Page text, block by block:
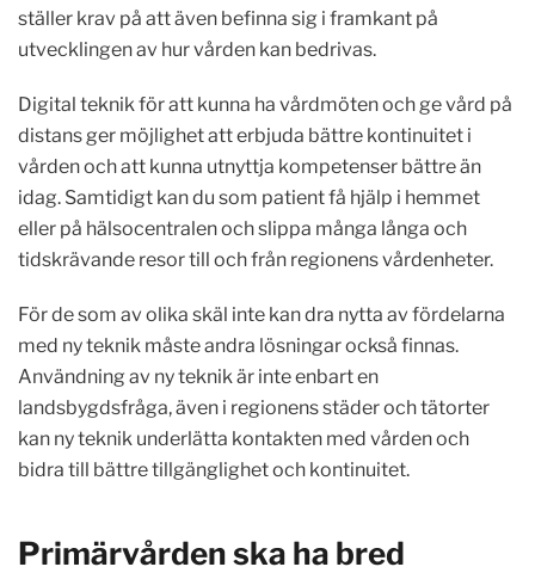
ställer krav på att även befinna sig i framkant på
utvecklingen av hur vården kan bedrivas.
Digital teknik för att kunna ha vårdmöten och ge vård på
distans ger möjlighet att erbjuda bättre kontinuitet i
vården och att kunna utnyttja kompetenser bättre än
idag. Samtidigt kan du som patient få hjälp i hemmet
eller på hälsocentralen och slippa många långa och
tidskrävande resor till och från regionens vårdenheter.
För de som av olika skäl inte kan dra nytta av fördelarna
med ny teknik måste andra lösningar också finnas.
Användning av ny teknik är inte enbart en
landsbygdsfråga, även i regionens städer och tätorter
kan ny teknik underlätta kontakten med vården och
bidra till bättre tillgänglighet och kontinuitet.
Primärvården ska ha bred